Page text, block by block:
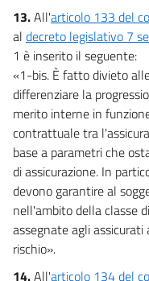
13.All'articolo 133 del
al decreto legislativo 7
1 è inserito il seguente:
«1-bis. È fatto divieto
differenziare la
merito interne in
contrattuale tra
base a parametri che
di assicurazione. In
devono garantire al
nell'ambito della classe
assegnate agli
rischio».
14.All'articolo 134 del